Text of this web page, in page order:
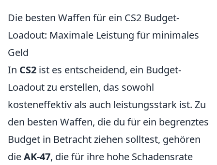
Die besten Waffen für ein CS2 Budget-
Loadout: Maximale Leistung für minimales
Geld
In CS2 ist es entscheidend, ein Budget-
Loadout zu erstellen, das sowohl
kosteneffektiv als auch leistungsstark ist. Zu
den besten Waffen, die du für ein begrenztes
Budget in Betracht ziehen solltest, gehören
dieAK-47, die für ihre hohe Schadensrate